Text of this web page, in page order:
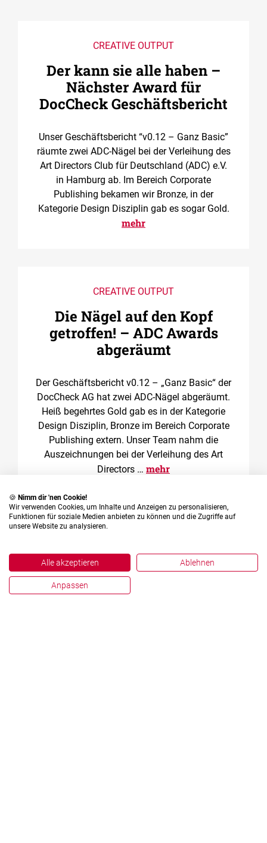
CREATIVE OUTPUT
Der kann sie alle haben –
Nächster Award für
DocCheck Geschäftsbericht
Unser Geschäftsbericht “v0.12 – Ganz Basic”
räumte zwei ADC-Nägel bei der Verleihung des
Art Directors Club für Deutschland (ADC) e.V.
in Hamburg ab. Im Bereich Corporate
Publishing bekamen wir Bronze, in der
Kategorie Design Disziplin gab es sogar Gold.
mehr
CREATIVE OUTPUT
Die Nägel auf den Kopf
getroffen! – ADC Awards
abgeräumt
Der Geschäftsbericht v0.12 – „Ganz Basic“ der
DocCheck AG hat zwei ADC-Nägel abgeräumt.
Heiß begehrtes Gold gab es in der Kategorie
Design Disziplin, Bronze im Bereich Corporate
Publishing extern. Unser Team nahm die
Auszeichnungen bei der Verleihung des Art
Directors … mehr
English Deutsch
🍪 Nimm dir 'nen Cookie!
Wir verwenden Cookies, um Inhalte und Anzeigen zu personalisieren,
Funktionen für soziale Medien anbieten zu können und die Zugriffe auf
unsere Website zu analysieren.
Alle akzeptieren Ablehnen
Anpassen